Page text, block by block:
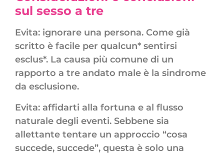
sul sesso a tre
Evita: ignorare una persona. Come già
scritto è facile per qualcun* sentirsi
esclus*. La causa più comune di un
rapporto a tre andato male è la sindrome
da esclusione.
Evita: affidarti alla fortuna e al flusso
naturale degli eventi. Sebbene sia
allettante tentare un approccio “cosa
succede, succede”, questa è solo una